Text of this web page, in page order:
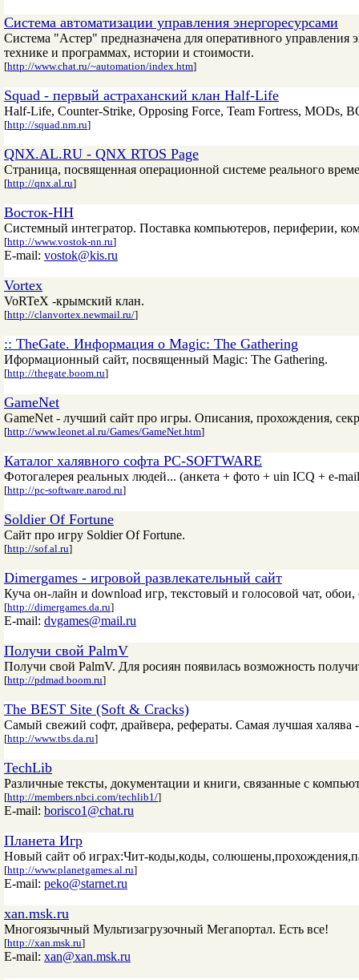
Система автоматизации управления энергоресурсами
Система "Астер" предназначена для оперативного
технике и программах, истории и стоимости.
[http://www.chat.ru/~automation/index.htm]
Squad - первый астраханский клан Half-Life
Half-Life, Counter-Strike, Opposing Force, Team Fortress, MODs,
[http://squad.nm.ru]
QNX.AL.RU - QNX RTOS Page
Страница, посвященная операционной системе реального
[http://qnx.al.ru]
Восток-НН
Системный интегратор. Поставка компьютеров, периферии,
[http://www.vostok-nn.ru]
E-mail: vostok@kis.ru
Vortex
VoRTeX -крымский клан.
[http://clanvortex.newmail.ru/]
:: TheGate. Информация о Magic: The Gathering
Иформационный сайт, посвященный Magic: The Gathering.
[http://thegate.boom.ru]
GameNet
GameNet - лучший сайт про игры. Описания, прохождения,
[http://www.leonet.al.ru/Games/GameNet.htm]
Каталог халявного софта PC-SOFTWARE
Фотогалерея реальных людей... (анкета + фото + uin ICQ + e-
[http://pc-software.narod.ru]
Soldier Of Fortune
Сайт про игру Soldier Of Fortune.
[http://sof.al.ru]
Dimergames - игровой развлекательный сайт
Куча он-лайн и download игр, текстовый и голосовой чат,
[http://dimergames.da.ru]
E-mail: dvgames@mail.ru
Получи свой PalmV
Получи свой PalmV. Для росиян появилась возможность
[http://pdmad.boom.ru]
The BEST Site (Soft & Cracks)
Самый свежий софт, драйвера, рефераты. Самая лучшая халява -
[http://www.tbs.da.ru]
TechLib
Различные тексты, документации и книги, связанные с
[http://members.nbci.com/techlib1/]
E-mail: borisco1@chat.ru
Планета Игр
Новый сайт об играх:Чит-коды,коды,
[http://www.planetgames.al.ru]
E-mail: peko@starnet.ru
xan.msk.ru
Многоязычный Мультизагрузочный Мегапортал. Есть все!
[http://xan.msk.ru]
E-mail: xan@xan.msk.ru